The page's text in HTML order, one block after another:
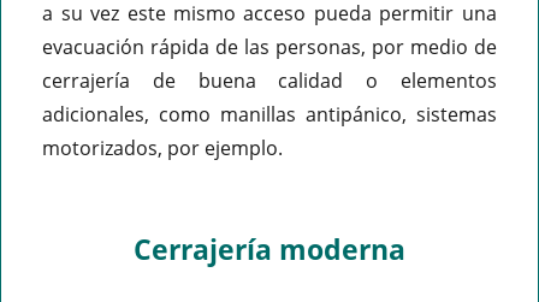
a su vez este mismo acceso pueda permitir una
evacuación rápida de las personas, por medio de
cerrajería de buena calidad o elementos
adicionales, como manillas antipánico, sistemas
motorizados, por ejemplo.
Cerrajería moderna